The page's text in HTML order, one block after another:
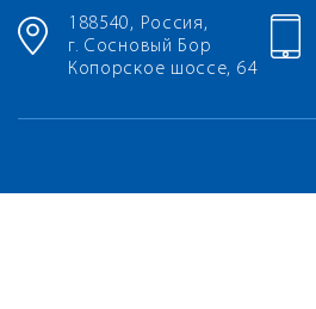
188540, Россия,
г. Сосновый Бор
Копорское шоссе, 64